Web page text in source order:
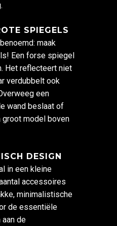
SPIEGELS
maak
Een forse spiegel
Het reflecteert niet
verdubbelt ook
een
wand beslaat of
model boven
DESIGN
in een kleine
accessoires
minimalistische
de essentiële
de